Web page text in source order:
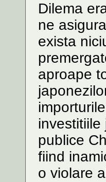
Dilema
ne
exista
aproape
publice
fiind
o violare